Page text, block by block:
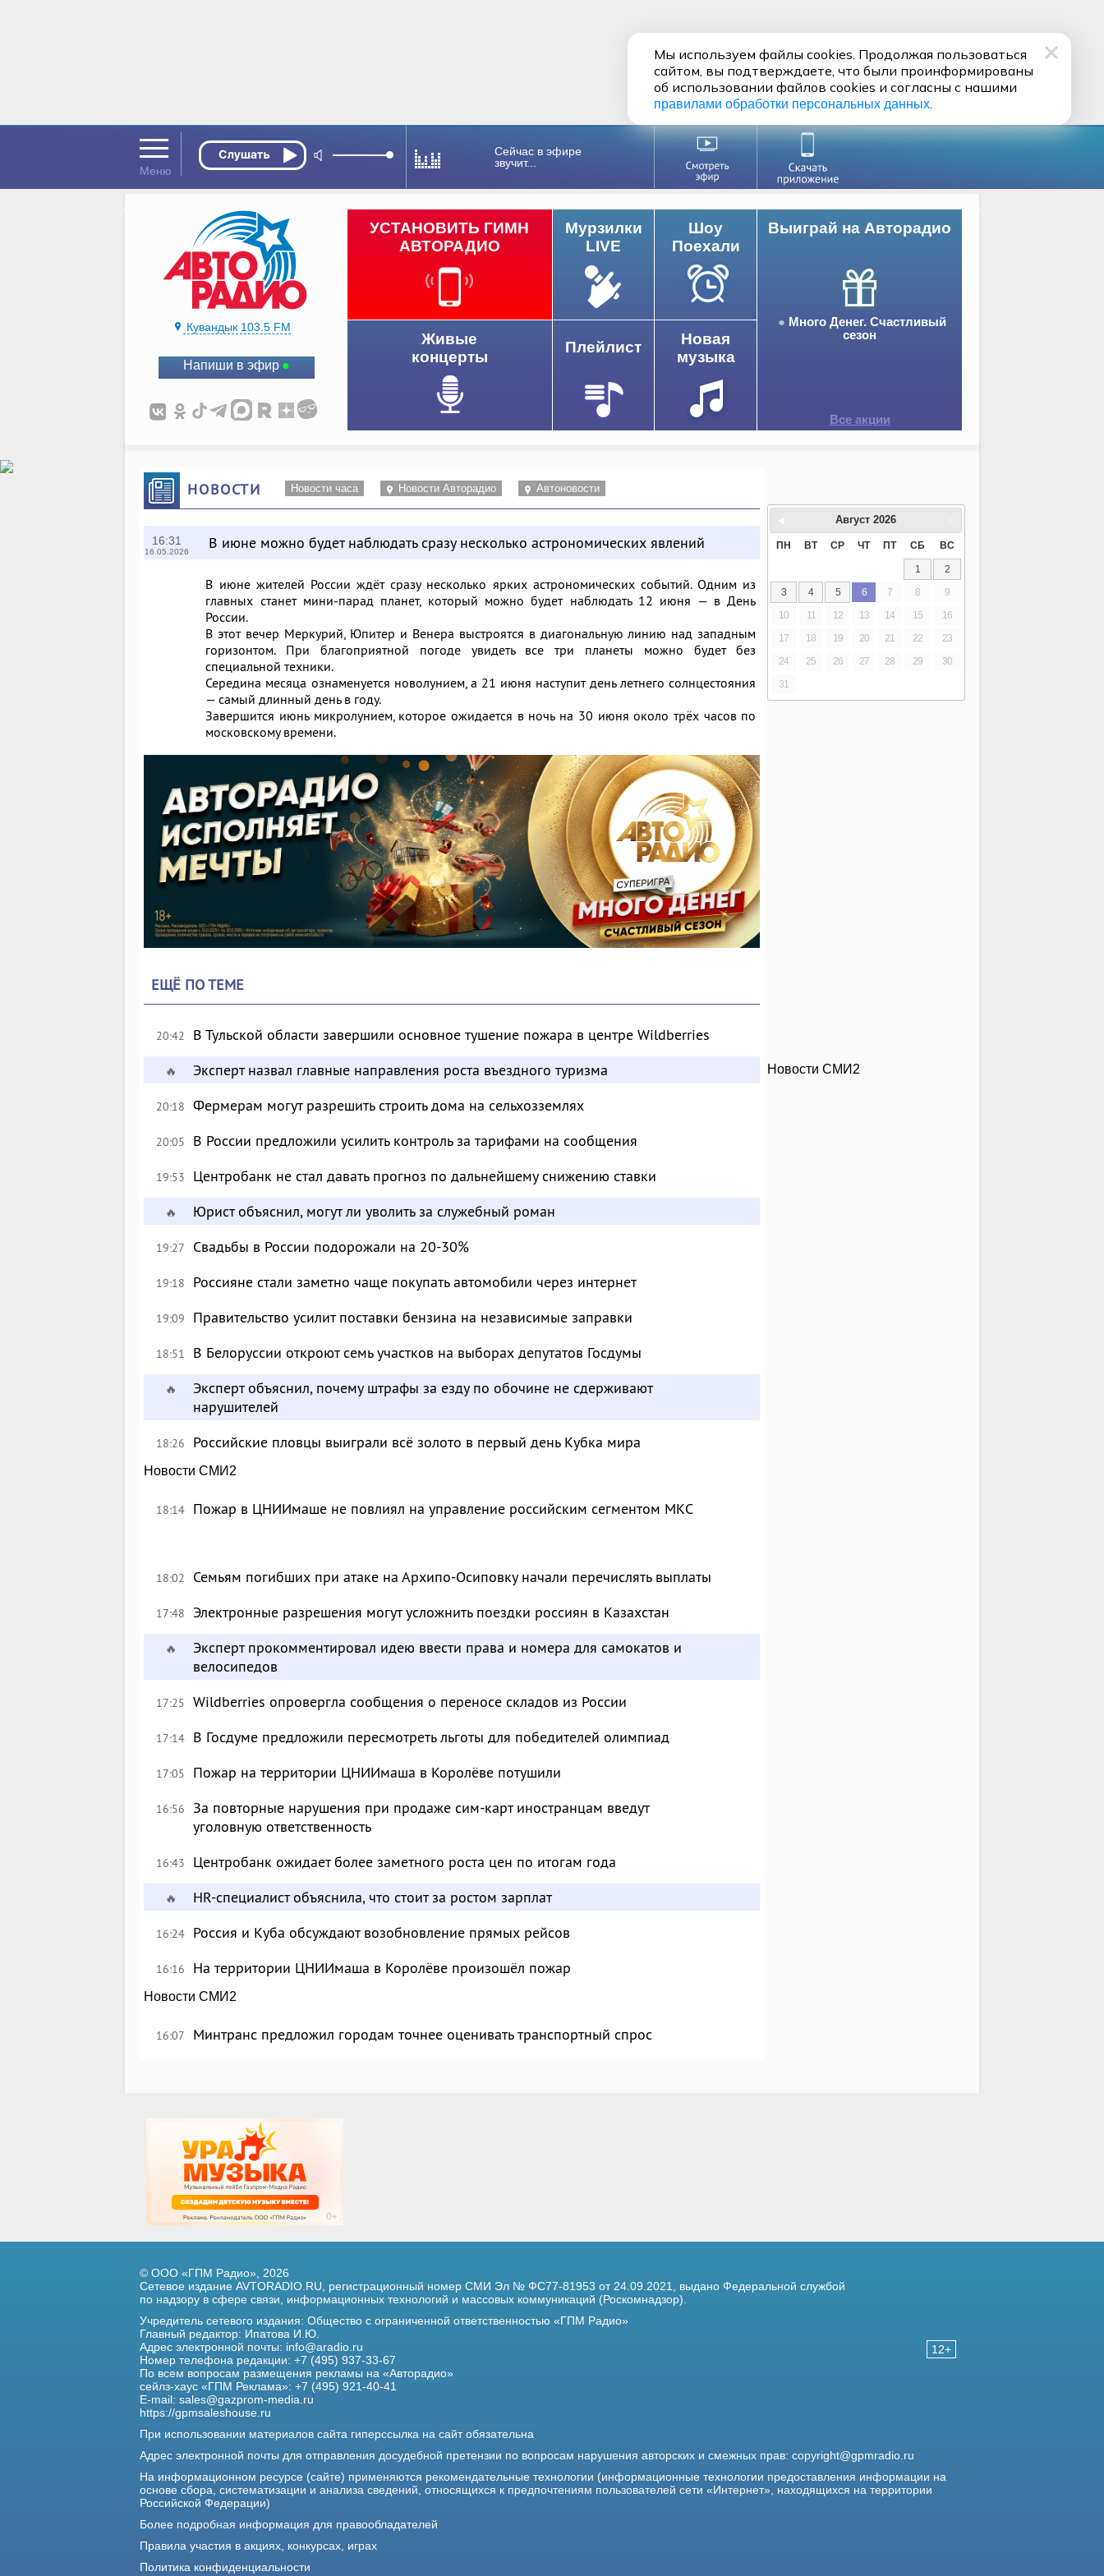
Сейчас в эфире
звучит...
Кувандык 103.5 FM
Напиши в эфир
Выиграй на Авторадио
Много Денег. Счастливый
сезон
Все акции
УСТАНОВИТЬ ГИМН
АВТОРАДИО
Мурзилки
LIVE
Шоу
Поехали
Живые
концерты
Плейлист
Новая
музыка
НОВОСТИ Новости часа Новости Авторадио Автоновости
16:31
16.05.2026 В июне можно будет наблюдать сразу несколько астрономических явлений
В июне жителей России ждёт сразу несколько ярких астрономических событий. Одним из
главных станет мини-парад планет, который можно будет наблюдать 12 июня — в День
России.
В этот вечер Меркурий, Юпитер и Венера выстроятся в диагональную линию над западным
горизонтом. При благоприятной погоде увидеть все три планеты можно будет без
специальной техники.
Середина месяца ознаменуется новолунием, а 21 июня наступит день летнего солнцестояния
— самый длинный день в году.
Завершится июнь микролунием, которое ожидается в ночь на 30 июня около трёх часов по
московскому времени.
ЕЩЁ ПО ТЕМЕ
20:42 В Тульской области завершили основное тушение пожара в центре Wildberries
🔥 Эксперт назвал главные направления роста въездного туризма
20:18 Фермерам могут разрешить строить дома на сельхозземлях
20:05 В России предложили усилить контроль за тарифами на сообщения
19:53 Центробанк не стал давать прогноз по дальнейшему снижению ставки
🔥 Юрист объяснил, могут ли уволить за служебный роман
19:27 Свадьбы в России подорожали на 20-30%
19:18 Россияне стали заметно чаще покупать автомобили через интернет
19:09 Правительство усилит поставки бензина на независимые заправки
18:51 В Белоруссии откроют семь участков на выборах депутатов Госдумы
🔥
Эксперт объяснил, почему штрафы за езду по обочине не сдерживают
нарушителей
18:26 Российские пловцы выиграли всё золото в первый день Кубка мира
Новости СМИ2
18:14 Пожар в ЦНИИмаше не повлиял на управление российским сегментом МКС
18:02 Семьям погибших при атаке на Архипо-Осиповку начали перечислять выплаты
17:48 Электронные разрешения могут усложнить поездки россиян в Казахстан
🔥
Эксперт прокомментировал идею ввести права и номера для самокатов и
велосипедов
17:25 Wildberries опровергла сообщения о переносе складов из России
17:14 В Госдуме предложили пересмотреть льготы для победителей олимпиад
17:05 Пожар на территории ЦНИИмаша в Королёве потушили
16:56
За повторные нарушения при продаже сим-карт иностранцам введут
уголовную ответственность
16:43 Центробанк ожидает более заметного роста цен по итогам года
🔥 HR-специалист объяснила, что стоит за ростом зарплат
16:24 Россия и Куба обсуждают возобновление прямых рейсов
16:16 На территории ЦНИИмаша в Королёве произошёл пожар
Новости СМИ2
16:07 Минтранс предложил городам точнее оценивать транспортный спрос
Август 2026
ПН ВТ СР ЧТ ПТ СБ ВС
1
2
3
4 5 6 7 8
9
10
11 12 13 14 15
16
17
18 19 20 21 22
23
24
25 26 27 28 29
30
31
Новости СМИ2
12+
© ООО «ГПМ Радио», 2026
Сетевое издание AVTORADIO.RU, регистрационный номер СМИ Эл № ФС77-81953 от 24.09.2021, выдано Федеральной службой
по надзору в сфере связи, информационных технологий и массовых коммуникаций (Роскомнадзор).
Учредитель сетевого издания: Общество с ограниченной ответственностью «ГПМ Радио»
Главный редактор: Ипатова И.Ю.
Адрес электронной почты: info@aradio.ru
Номер телефона редакции: +7 (495) 937-33-67
По всем вопросам размещения рекламы на «Авторадио»
сейлз-хаус «ГПМ Реклама»: +7 (495) 921-40-41
E-mail: sales@gazprom-media.ru
https://gpmsaleshouse.ru
При использовании материалов сайта гиперссылка на сайт обязательна
Адрес электронной почты для отправления досудебной претензии по вопросам нарушения авторских и смежных прав: copyright@gpmradio.ru
На информационном ресурсе (сайте) применяются рекомендательные технологии (информационные технологии предоставления информации на
основе сбора, систематизации и анализа сведений, относящихся к предпочтениям пользователей сети «Интернет», находящихся на территории
Российской Федерации)
Более подробная информация для правообладателей
Правила участия в акциях, конкурсах, играх
Политика конфиденциальности
Мы используем файлы cookies. Продолжая пользоваться
сайтом, вы подтверждаете, что были проинформированы
об использовании файлов cookies и согласны с нашими
правилами обработки персональных данных.